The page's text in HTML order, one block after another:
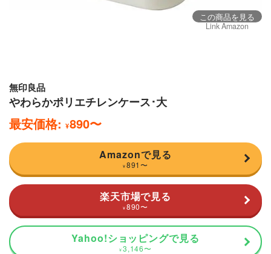
この商品を見る
Link Amazon
無印良品
やわらかポリエチレンケース･大
最安価格: ¥890〜
Amazonで見る
¥ 891〜
楽天市場で見る
¥ 890〜
Yahoo!ショッピングで見る
¥ 3,146〜